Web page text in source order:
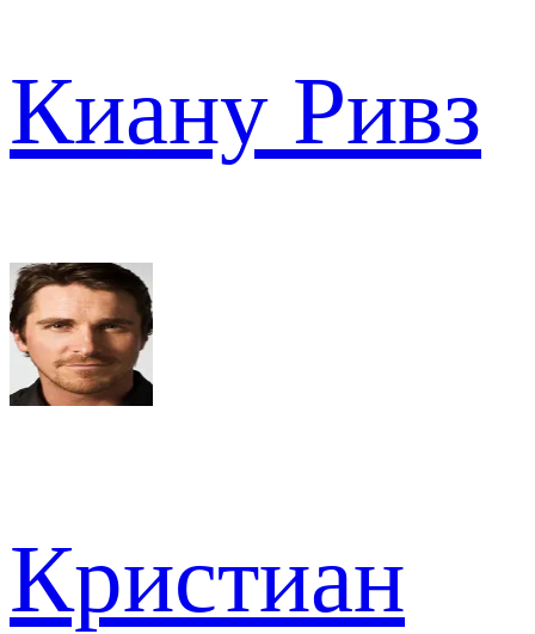
Киану Ривз
Кристиан